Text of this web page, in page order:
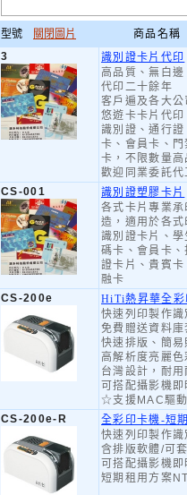
型號 關閉圖片
商品名稱
3
識別證卡片代印
高品質、無白
代印二十餘年
客戶遍及各大
悠遊卡卡片代
識別證、通行
卡、會員卡、
卡，不限數量
歡迎同業委託代
CS-001
識別證塑膠卡片
各式卡片專業
造，適用於各
識別證卡片、
碼卡、會員卡
證卡片、貴賓
融卡
CS-200e
HiTi熱昇華全彩
快速列印製作
免費贈送資料
快速排版、簡
高解析度亮麗
台灣設計，耐
可搭配攝影機
☆支援MAC驅
CS-200e-R
全彩印卡機-短
快速列印製作
含排版軟體/可
可搭配攝影機
短期租用方案